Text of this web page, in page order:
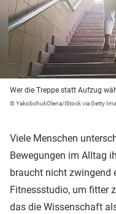
Wer die Treppe statt Aufzug
© YakobchukOlena/iStock via Getty
Viele Menschen
Bewegungen im Alltag
braucht nicht zwingend
Fitnessstudio, um fitter
das die Wissenschaft